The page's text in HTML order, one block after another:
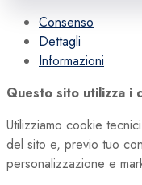
Consenso
Dettagli
Informazioni
Questo sito utilizza i
Utilizziamo cookie
del sito e, previo tuo
personalizzazione e